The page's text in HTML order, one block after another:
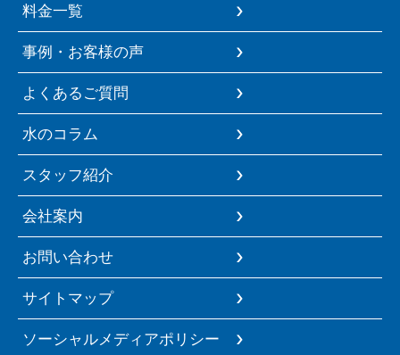
料金一覧
事例・お客様の声
よくあるご質問
水のコラム
スタッフ紹介
会社案内
お問い合わせ
サイトマップ
ソーシャルメディアポリシー